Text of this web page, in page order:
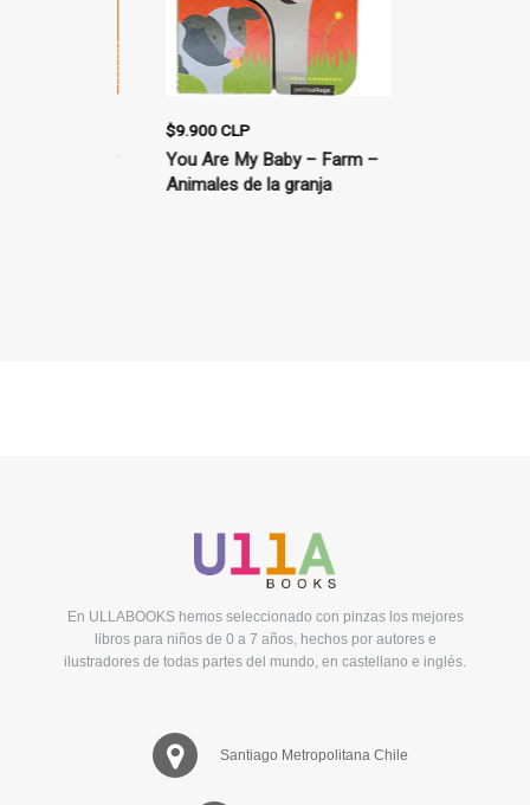
$9.900 CLP
You Are My Baby – Farm –
Animales de la granja
En ULLABOOKS hemos seleccionado con pinzas los mejores
libros para niños de 0 a 7 años, hechos por autores e
ilustradores de todas partes del mundo, en castellano e inglés.
Santiago Metropolitana Chile